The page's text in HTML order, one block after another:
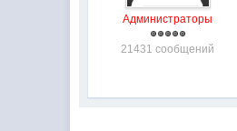
Администраторы
21431 сообщений